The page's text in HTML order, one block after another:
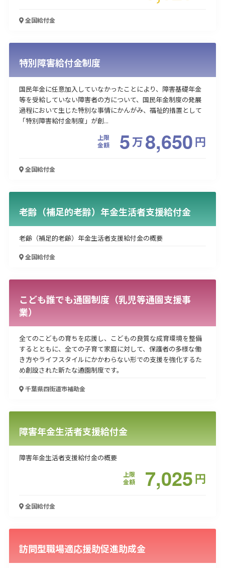
全国給付金
特別障害給付金制度
国民年金に任意加入していなかったことにより、障害基礎年金
等を受給していない障害者の方について、国民年金制度の発展
過程において生じた特別な事情にかんがみ、福祉的措置として
「特別障害給付金制度」が創...
上限
金額
5万8,650円
全国給付金
老齢（補足的老齢）年金生活者支援給付金
老齢（補足的老齢）年金生活者支援給付金の概要
全国給付金
こども誰でも通園制度（乳児等通園支援事
業）
全てのこどもの育ちを応援し、こどもの良質な成育環境を整備
するとともに、全ての子育て家庭に対して、保護者の多様な働
き方やライフスタイルにかかわらない形での支援を強化するた
め創設された新たな通園制度です。
千葉県四街道市補助金
障害年金生活者支援給付金
障害年金生活者支援給付金の概要
上限
金額
7,025円
全国給付金
訪問型職場適応援助促進助成金